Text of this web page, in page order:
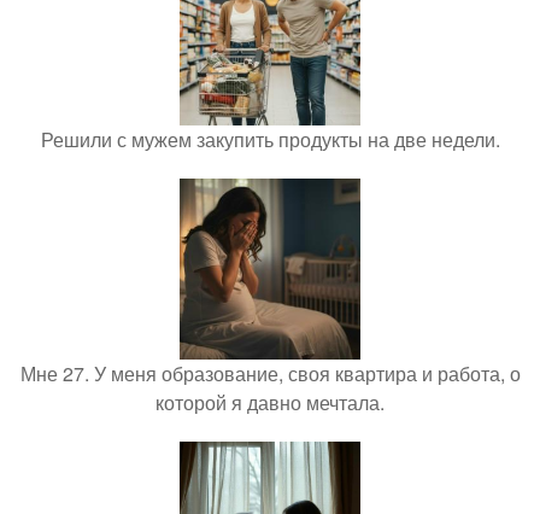
Решили с мужем закупить продукты на две недели.
Мне 27. У меня образование, своя квартира и работа, о
которой я давно мечтала.